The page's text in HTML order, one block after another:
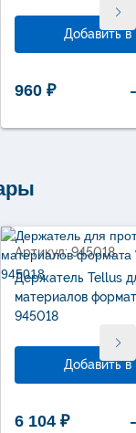
Добавить в
960 ₽ -
Артикул: 945018
Держатель Tellus
материалов
945018
Добавить в
6 104 ₽ -